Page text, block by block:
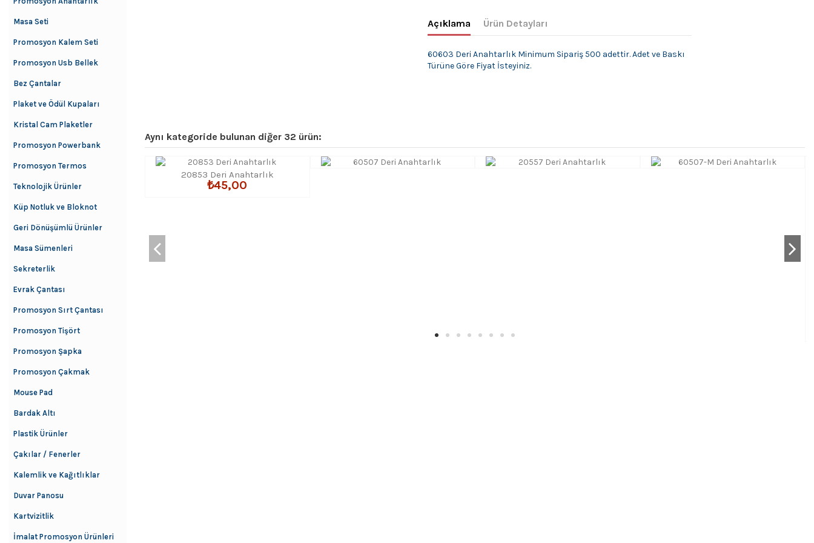
Açıklama Ürün Detayları
60603 Deri Anahtarlık Minimum Sipariş 500 adettir. Adet ve Baskı
Türüne Göre Fiyat İsteyiniz.
Aynı kategoride bulunan diğer 32 ürün:
20853 Deri Anahtarlık
₺45,00
Masa Seti
Promosyon Kalem Seti
Promosyon Usb Bellek
Bez Çantalar
Plaket ve Ödül Kupaları
Kristal Cam Plaketler
Promosyon Powerbank
Promosyon Termos
Teknolojik Ürünler
Küp Notluk ve Bloknot
Geri Dönüşümlü Ürünler
Masa Sümenleri
Sekreterlik
Evrak Çantası
Promosyon Sırt Çantası
Promosyon Tişört
Promosyon Şapka
Promosyon Çakmak
Mouse Pad
Bardak Altı
Plastik Ürünler
Çakılar / Fenerler
Kalemlik ve Kağıtlıklar
Duvar Panosu
Kartvizitlik
İmalat Promosyon Ürünleri